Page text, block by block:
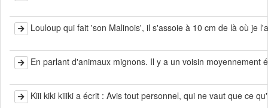
Louloup qui fait 'son Malinois', il s'assoie à 10 cm de là où je
En parlant d'animaux mignons. Il y a un voisin
Kiii kiki kiiiki a écrit : Avis tout personnel, qui ne vaut que ce